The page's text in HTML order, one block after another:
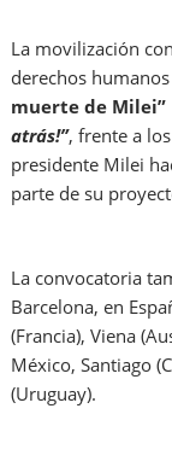
La movilización
derechos
muerte de Milei”
atrás!”, frente a
presidente Milei
parte de su
La convocatoria
Barcelona, en
(Francia), Viena
México, Santiago
(Uruguay).